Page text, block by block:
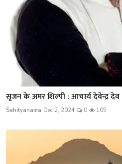
सृजन के अमर शिल्पी : आचार्य देवेन्द्र देव
Sahityanama Dec 2, 2024 0 105